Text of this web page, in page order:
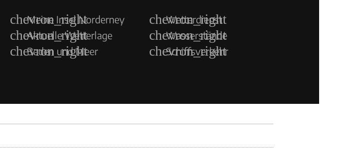
Meine Insel Norderney
Aktuelle Wetterlage
Baden und Meer
Wetterdienst
Wasserstände
Schiffsverkehr